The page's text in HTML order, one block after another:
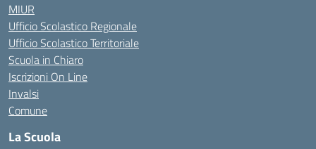
MIUR
Ufficio Scolastico Regionale
Ufficio Scolastico Territoriale
Scuola in Chiaro
Iscrizioni On Line
Invalsi
Comune
La Scuola